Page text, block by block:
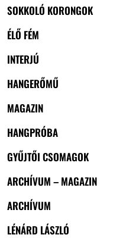
SOKKOLÓ KORONGOK
ÉLŐ FÉM
INTERJÚ
HANGERŐMŰ
MAGAZIN
HANGPRÓBA
GYŰJTŐI CSOMAGOK
ARCHÍVUM – MAGAZIN
ARCHÍVUM
LÉNÁRD LÁSZLÓ